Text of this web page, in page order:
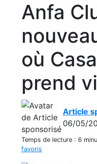
Anfa
où
prend
Article
06/05/
Temps de lecture : 6
favoris